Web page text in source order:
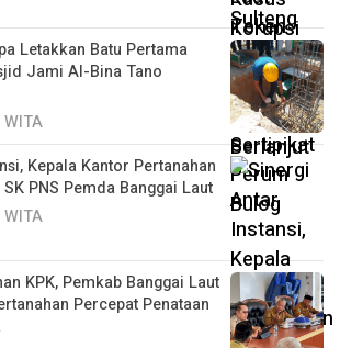
Letakkan Batu Pertama
Jami Al-Bina Tano
Kepala Kantor Pertanahan
PNS Pemda Banggai Laut
KPK, Pemkab Banggai Laut
Percepat Penataan